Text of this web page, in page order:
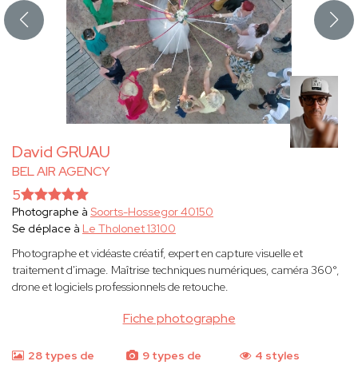
David GRUAU
BEL AIR AGENCY
Fiche photographe
5
Photographe à Soorts-Hossegor 40150
Se déplace à Le Tholonet 13100
Photographe et vidéaste créatif, expert en capture visuelle et
traitement d'image. Maîtrise techniques numériques, caméra 360°,
drone et logiciels professionnels de retouche.
28 types de
9 types de
4 styles